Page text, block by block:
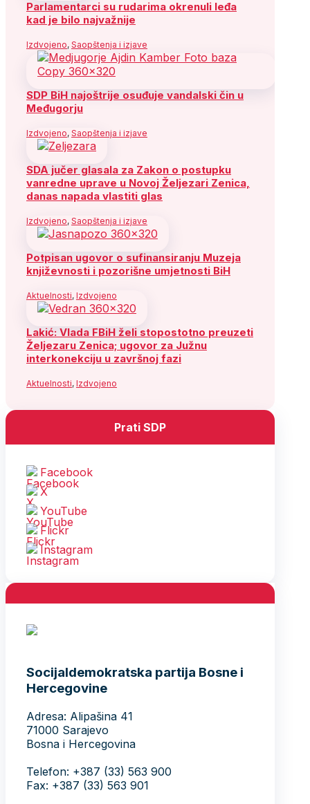
Parlamentarci su rudarima okrenuli leđa
kad je bilo najvažnije
Izdvojeno, Saopštenja i izjave
SDP BiH najoštrije osuđuje vandalski čin u
Međugorju
Izdvojeno, Saopštenja i izjave
SDA jučer glasala za Zakon o postupku
vanredne uprave u Novoj Željezari Zenica,
danas napada vlastiti glas
Izdvojeno, Saopštenja i izjave
Potpisan ugovor o sufinansiranju Muzeja
književnosti i pozorišne umjetnosti BiH
Aktuelnosti, Izdvojeno
Lakić: Vlada FBiH želi stopostotno preuzeti
Željezaru Zenica; ugovor za Južnu
interkonekciju u završnoj fazi
Aktuelnosti, Izdvojeno
Prati SDP
Facebook
X
YouTube
Flickr
Instagram
Socijaldemokratska partija Bosne i
Hercegovine
Adresa: Alipašina 41
71000 Sarajevo
Bosna i Hercegovina
Telefon: +387 (33) 563 900
Fax: +387 (33) 563 901